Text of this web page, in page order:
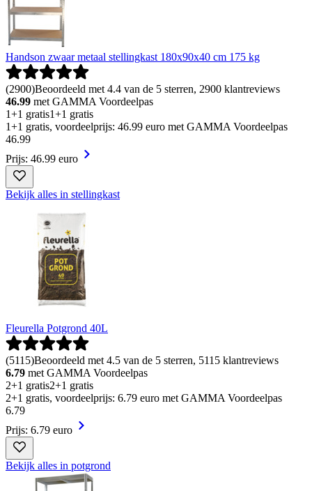
Handson zwaar metaal stellingkast 180x90x40 cm 175 kg
(2900)Beoordeeld met 4.4 van de 5 sterren, 2900 klantreviews
46.99 met GAMMA Voordeelpas
1+1 gratis1+1 gratis
1+1 gratis, voordeelprijs: 46.99 euro met GAMMA Voordeelpas
46.99
Prijs: 46.99 euro
Bekijk alles in stellingkast
Fleurella Potgrond 40L
(5115)Beoordeeld met 4.5 van de 5 sterren, 5115 klantreviews
6.79 met GAMMA Voordeelpas
2+1 gratis2+1 gratis
2+1 gratis, voordeelprijs: 6.79 euro met GAMMA Voordeelpas
6.79
Prijs: 6.79 euro
Bekijk alles in potgrond